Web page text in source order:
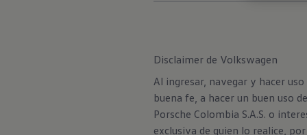
Disclaimer de Volkswagen
Al ingresar, navegar y hacer
buena fe, a hacer un buen uso
Porsche Colombia S.A.S. o
exclusiva de quien lo realice,